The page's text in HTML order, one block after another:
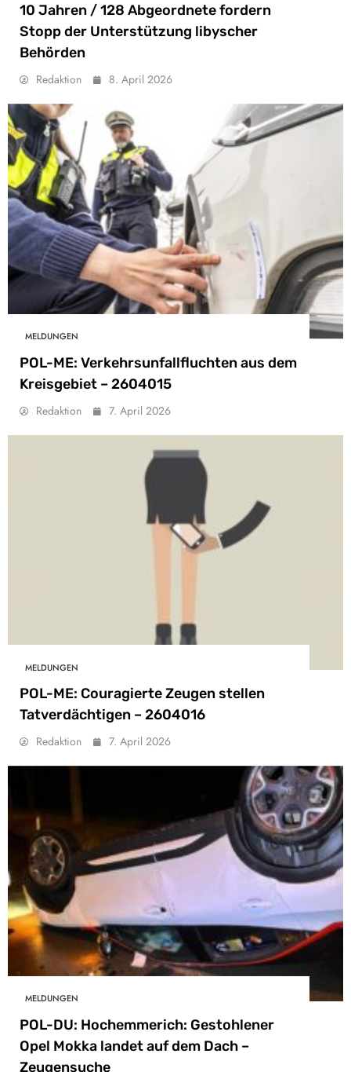
10 Jahren / 128 Abgeordnete fordern
Stopp der Unterstützung libyscher
Behörden
Redaktion 8. April 2026
MELDUNGEN
POL-ME: Verkehrsunfallfluchten aus dem
Kreisgebiet – 2604015
Redaktion 7. April 2026
MELDUNGEN
POL-ME: Couragierte Zeugen stellen
Tatverdächtigen – 2604016
Redaktion 7. April 2026
MELDUNGEN
POL-DU: Hochemmerich: Gestohlener
Opel Mokka landet auf dem Dach –
Zeugensuche